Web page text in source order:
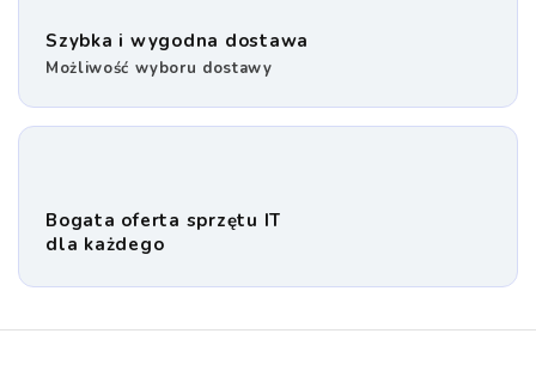
Szybka i wygodna dostawa
Możliwość wyboru dostawy
Bogata oferta sprzętu IT
dla każdego